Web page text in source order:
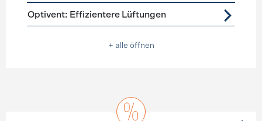
Förderprogramme Lüftung
Optivent: Effizientere Lüftungen
+ alle öffnen